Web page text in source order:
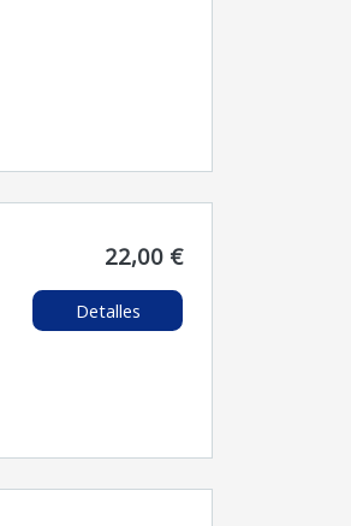
22,00 €
Detalles